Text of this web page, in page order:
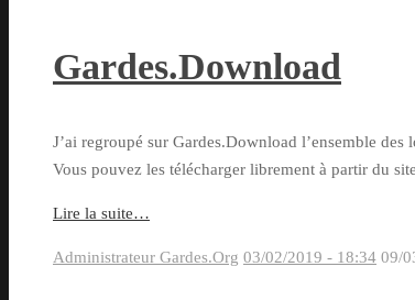
Gardes.Download
J’ai regroupé sur Gardes.Download l’ensemble
Vous pouvez les télécharger librement à partir du
Lire la suite…
Administrateur Gardes.Org 03/02/2019 - 18:34 09/